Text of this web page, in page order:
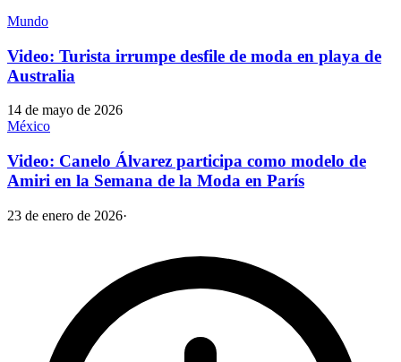
Mundo
Video: Turista irrumpe desfile de moda en playa de
Australia
14 de mayo de 2026
México
Video: Canelo Álvarez participa como modelo de
Amiri en la Semana de la Moda en París
23 de enero de 2026·